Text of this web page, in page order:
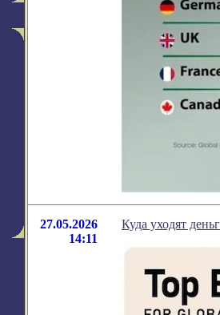
27.05.2026
14:11
Куда уходят